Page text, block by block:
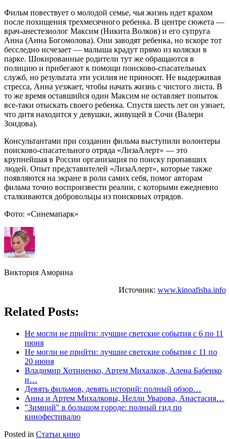
Фильм повествует о молодой семье, чья жизнь идет крахом
после похищения трехмесячного ребенка. В центре сюжета —
врач-анестезиолог Максим (Никита Волков) и его супруга
Анна (Анна Богомолова). Они заводят ребенка, но вскоре тот
бесследно исчезает — малыша крадут прямо из коляски в
парке. Шокированные родители тут же обращаются в
полицию и прибегают к помощи поисково-спасательных
служб, но результата эти усилия не приносят. Не выдерживая
стресса, Анна уезжает, чтобы начать жизнь с чистого листа. В
то же время оставшийся один Максим не оставляет попыток
все-таки отыскать своего ребенка. Спустя шесть лет он узнает,
что дитя находится у девушки, живущей в Сочи (Валери
Зоидова).
Консультантами при создании фильма выступили волонтеры
поисково-спасательного отряда «ЛизаАлерт» — это
крупнейшая в России организация по поиску пропавших
людей. Опыт представителей «ЛизаАлерт», которые также
появляются на экране в роли самих себя, помог авторам
фильма точно воспроизвести реалии, с которыми ежедневно
сталкиваются добровольцы из поисковых отрядов.
Фото: «Синемапарк»
Виктория Аморина
Источник: www.kinoafisha.info
Related Posts:
Не могли не прийти: лучшие светские события с 6 по 11
июня
Не могли не прийти: лучшие светские события с 11 по
20 июня
Владимир Хотиненко, Артем Михалков, Алена Бабенко
и…
Девять фильмов, девять историй: полный обзор…
Анна и Артем Михалковы, Нелли Уварова, Анастасия…
"Зимний" в большом городе: полный гид по
кинофестивалю
Posted in Статьи кино